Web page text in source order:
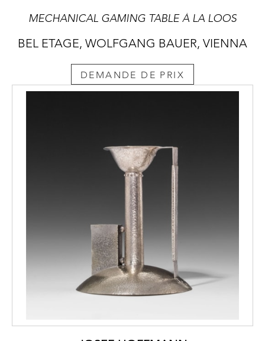
MECHANICAL GAMING TABLE À LA LOOS
BEL ETAGE, WOLFGANG BAUER, VIENNA
DEMANDE DE PRIX